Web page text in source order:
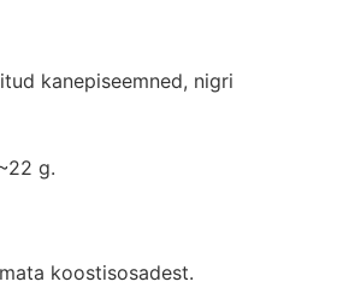
kanepiseemned, nigri
g.
koostisosadest.